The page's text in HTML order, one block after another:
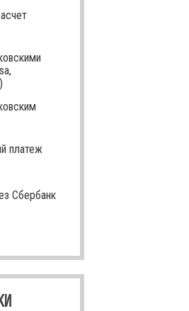
платеж
Сбербанк